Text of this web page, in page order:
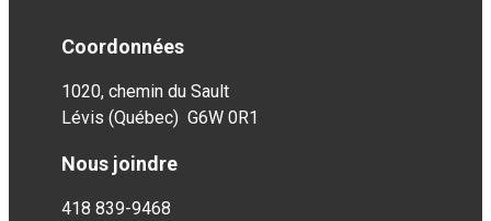
Coordonnées
1020, chemin du Sault
Lévis (Québec) G6W 0R1
Nous joindre
418 839-9468